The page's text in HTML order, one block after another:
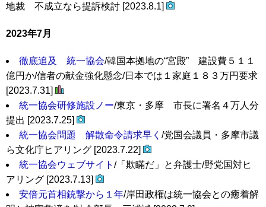
地裁 不成立なら提訴検討 [2023.8.1]
2023年7月
徹底追及 統一協会/韓国本拠地の“宮殿” 建設費５１１
億円か/信者の献金強化懸念/日本では１家庭１８３万円要求
[2023.7.31]
統一協会研修施設ノー/東京・多摩 市長に署名４万人分
提出 [2023.7.25]
統一協会問題 解散命令請求早く /党国会議員・多摩市議
ら文化庁ヒアリング [2023.7.22]
統一協会ウェブサイト /「欺瞞だ」と弁護士/野党国対ヒ
アリング [2023.7.13]
安倍元首相銃撃から１年/岸田政権は統一協会との癒着解